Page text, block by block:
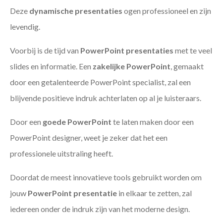
Deze dynamische presentaties ogen professioneel en zijn
levendig.
Voorbij is de tijd van PowerPoint presentaties met te veel
slides en informatie. Een zakelijke PowerPoint, gemaakt
door een getalenteerde PowerPoint specialist, zal een
blijvende positieve indruk achterlaten op al je luisteraars.
Door een goede PowerPoint te laten maken door een
PowerPoint designer, weet je zeker dat het een
professionele uitstraling heeft.
Doordat de meest innovatieve tools gebruikt worden om
jouw PowerPoint presentatie in elkaar te zetten, zal
iedereen onder de indruk zijn van het moderne design.